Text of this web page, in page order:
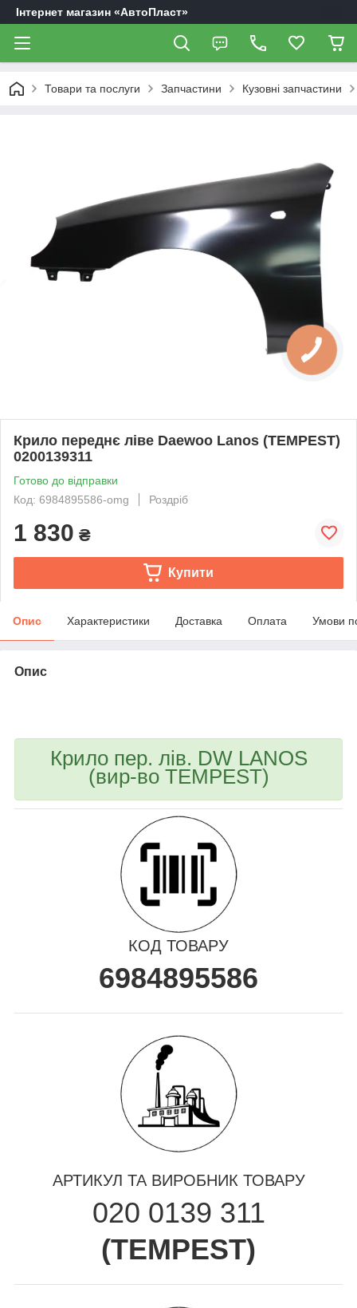
Інтернет магазин «АвтоПласт»
Товари та послуги Запчастини Кузовні запчастини
Крило переднє ліве Daewoo Lanos (TEMPEST)
0200139311
Готово до відправки
Код: 6984895586-omg
Роздріб
1 830 ₴
Купити
Опис Характеристики Доставка Оплата Умови
Опис
Крило пер. лів. DW LANOS
(вир-во TEMPEST)
КОД ТОВАРУ
6984895586
АРТИКУЛ ТА ВИРОБНИК ТОВАРУ
020 0139 311
(TEMPEST)